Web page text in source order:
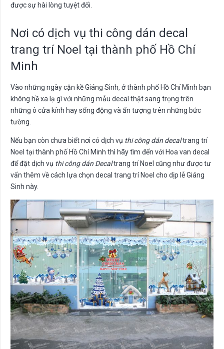
được sự hài lòng tuyệt đối.
Nơi có dịch vụ thi công dán decal
trang trí Noel tại thành phố Hồ Chí
Minh
Vào những ngày cận kề Giáng Sinh, ở thành phố Hồ Chí Minh bạn
không hề xa lạ gì với những mẫu decal thật sang trọng trên
những ô cửa kính hay sống động và ấn tượng trên những bức
tường.
Nếu bạn còn chưa biết nơi có dịch vụ thi công dán decaltrang trí
Noel tại thành phố Hồ Chí Minh thì hãy tìm đến với Hoa van decal
để đặt dịch vụ thi công dán Decaltrang trí Noel cũng như được tư
vấn thêm về cách lựa chọn decal trang trí Noel cho dịp lễ Giáng
Sinh này.